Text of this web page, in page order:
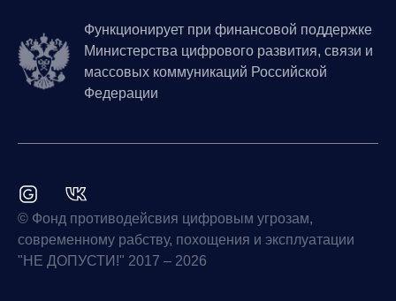
Функционирует при финансовой поддержке
Министерства цифрового развития, связи и
массовых коммуникаций Российской
Федерации
© Фонд противодейсвия цифровым угрозам,
современному рабству, похощения и эксплуатации
"НЕ ДОПУСТИ!" 2017 – 2026